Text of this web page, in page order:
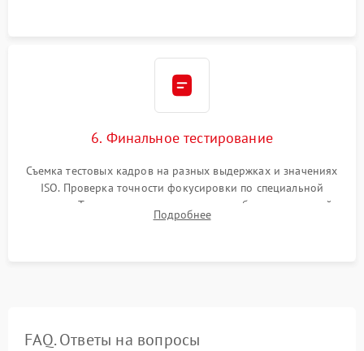
6. Финальное тестирование
Съемка тестовых кадров на разных выдержках и значениях
ISO. Проверка точности фокусировки по специальной
мишени. Тест записи на карту памяти, работы встроенной
вспышки, микрофона и всех кнопок управления.
Подробнее
FAQ. Ответы на вопросы